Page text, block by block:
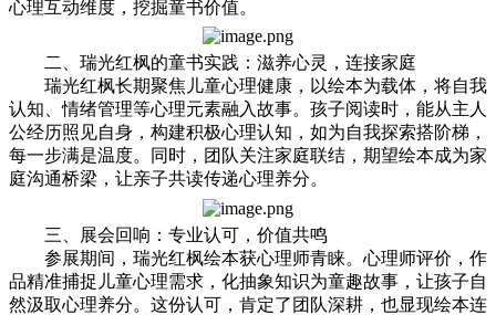
心理互动维度，挖掘童书价值。
二、瑞光红枫的童书实践：滋养心灵，连接家庭
瑞光红枫长期聚焦儿童心理健康，以绘本为载体，将自我
认知、情绪管理等心理元素融入故事。孩子阅读时，能从主人
公经历照见自身，构建积极心理认知，如为自我探索搭阶梯，
每一步满是温度。同时，团队关注家庭联结，期望绘本成为家
庭沟通桥梁，让亲子共读传递心理养分。
三、展会回响：专业认可，价值共鸣
参展期间，瑞光红枫绘本获心理师青睐。心理师评价，作
品精准捕捉儿童心理需求，化抽象知识为童趣故事，让孩子自
然汲取心理养分。这份认可，肯定了团队深耕，也显现绘本连